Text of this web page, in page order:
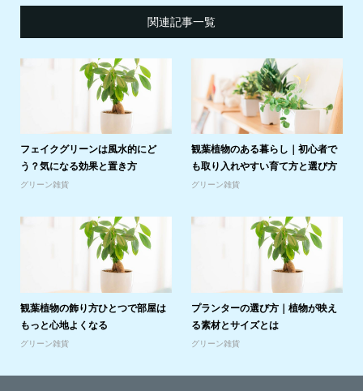
関連記事一覧
フェイクグリーンは風水的にど
う？気になる効果と置き方
グリーン雑貨
観葉植物のある暮らし｜初心者で
も取り入れやすい育て方と選び方
グリーン雑貨
観葉植物の飾り方ひとつで部屋は
もっと心地よくなる
グリーン雑貨
プランターの選び方｜植物が映え
る素材とサイズとは
グリーン雑貨